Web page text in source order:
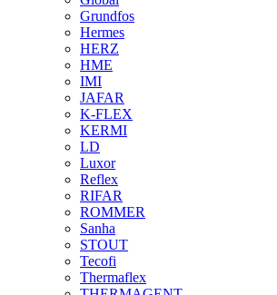
Grundfos
Hermes
HERZ
HME
IMI
JAFAR
K-FLEX
KERMI
LD
Luxor
Reflex
RIFAR
ROMMER
Sanha
STOUT
Tecofi
Thermaflex